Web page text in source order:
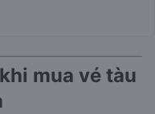
mua vé tàu